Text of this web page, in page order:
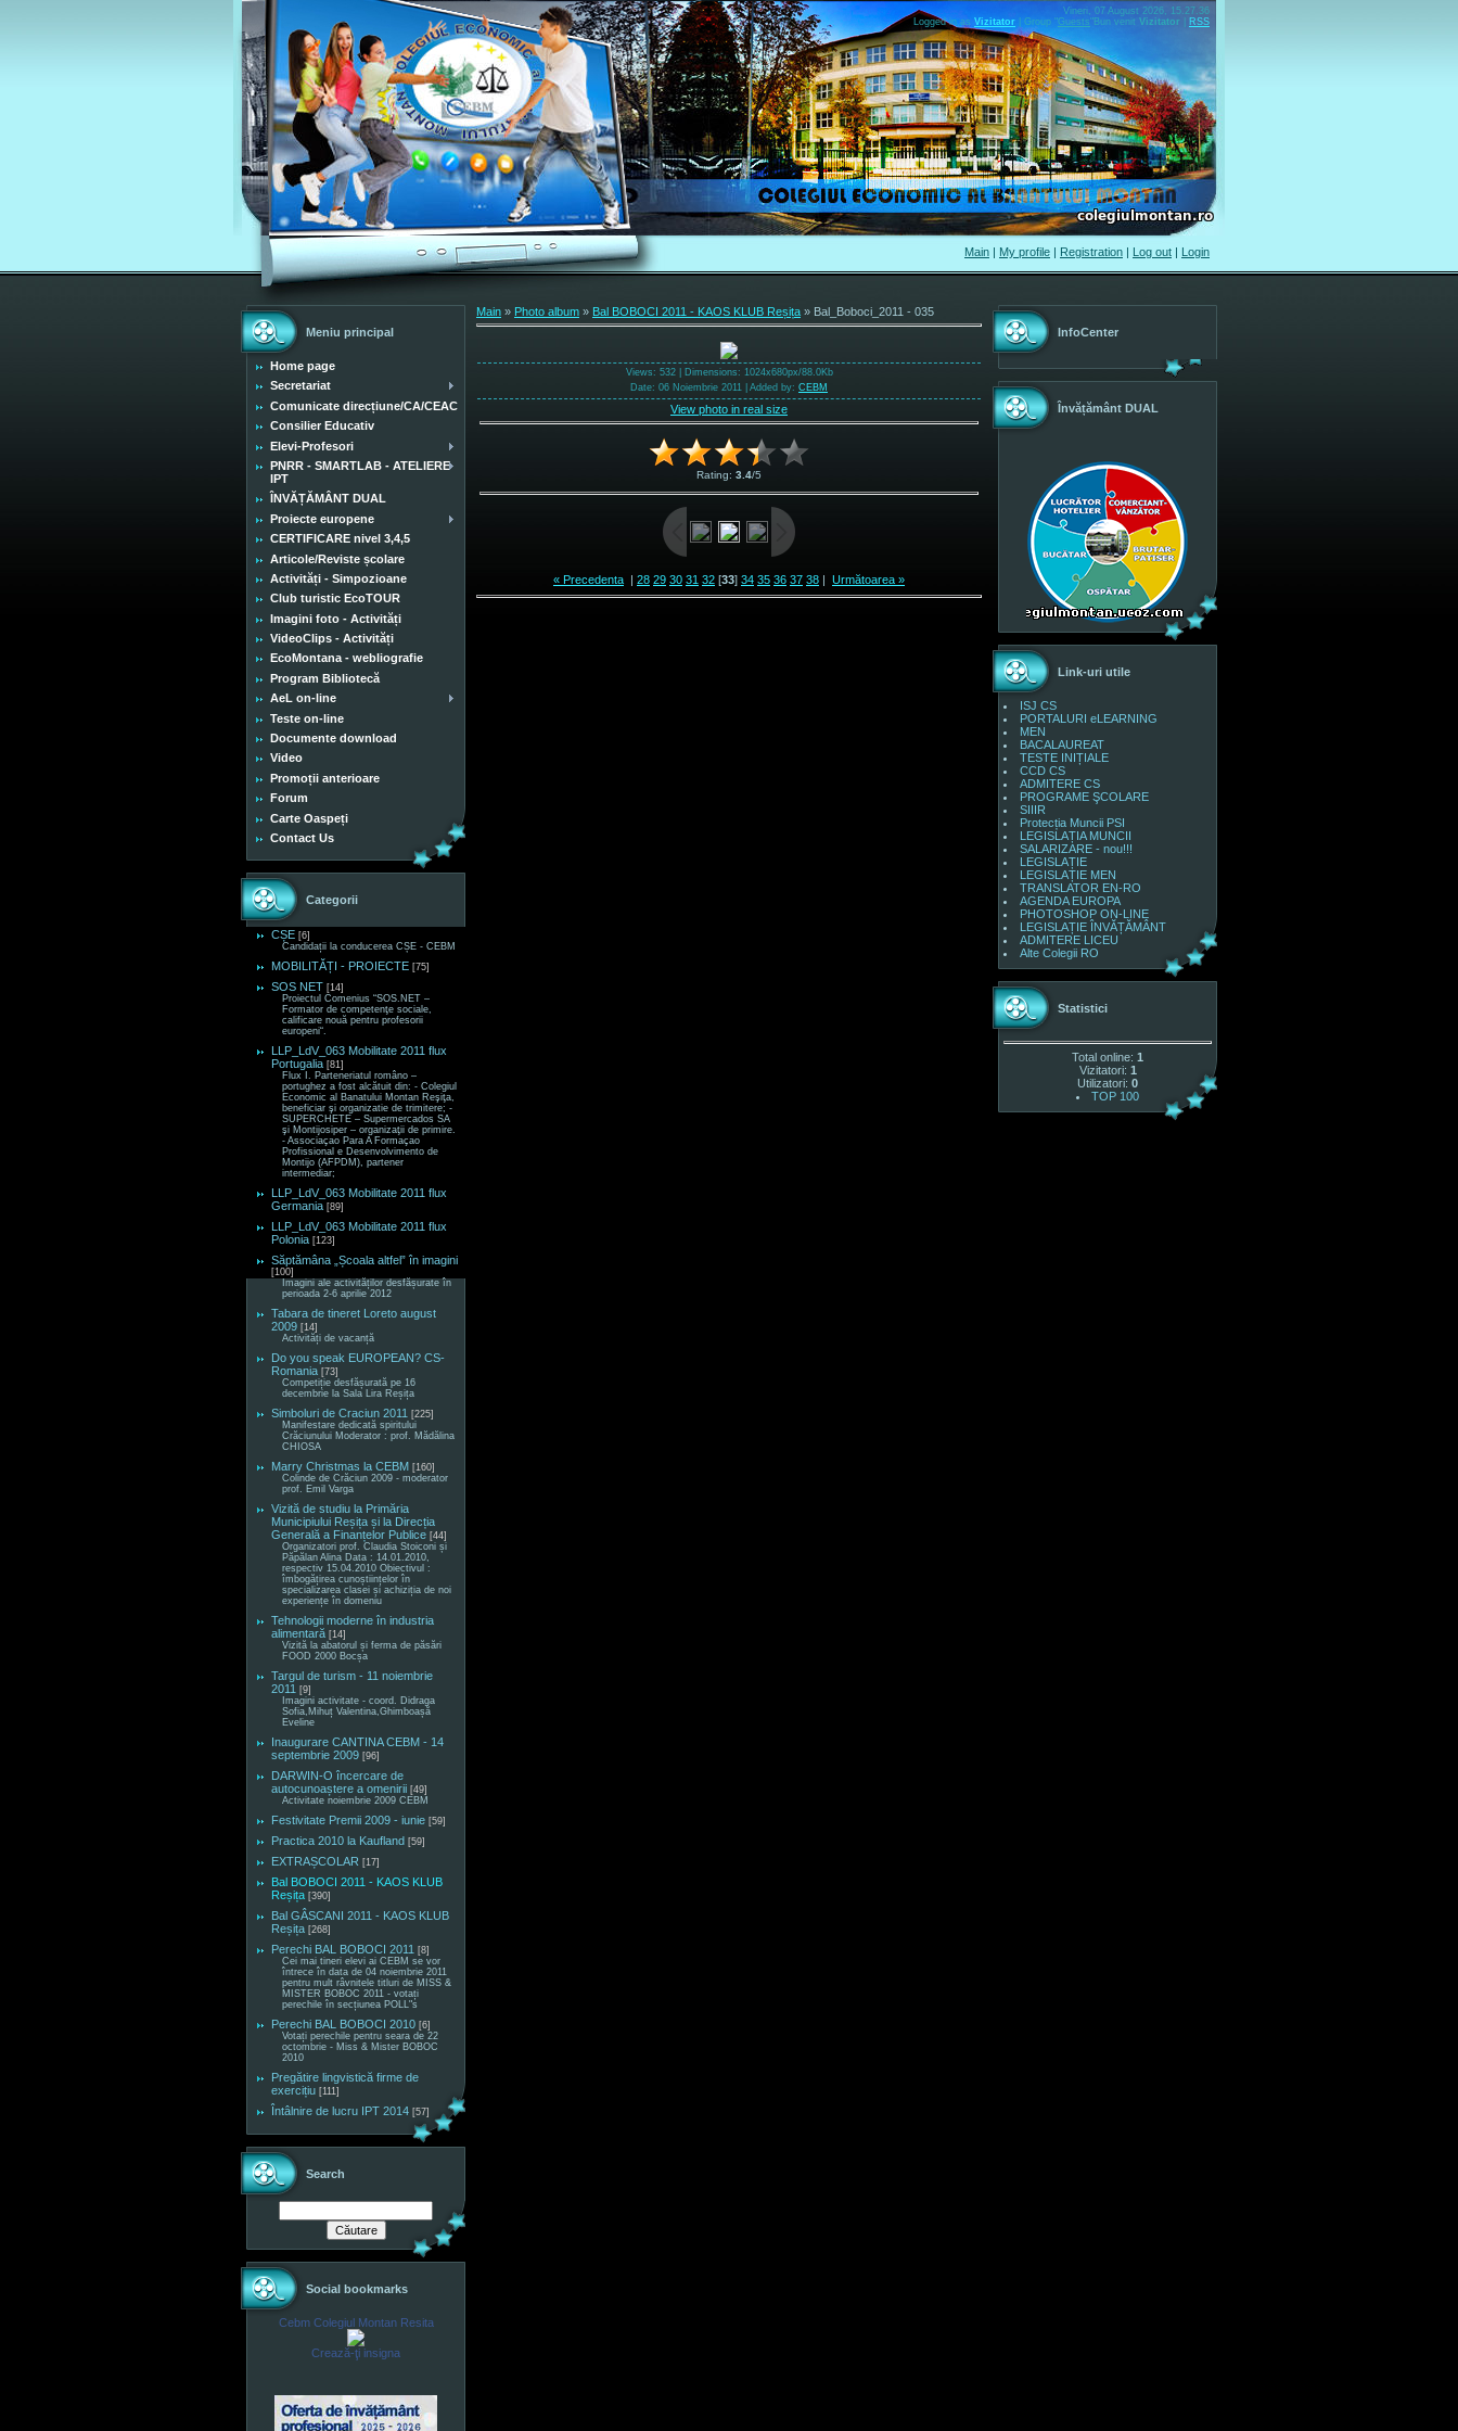
Vineri, 07 August 2026, 15.27.36
Logged in as Vizitator Group "Guests" Bun venit Vizitator RSS
Main | My profile | Registration | Log out | Login
Meniu principal
Home page
Secretariat
Comunicate direcțiune/CA/CEAC
Consilier Educativ
Elevi-Profesori
PNRR - SMARTLAB - ATELIERE
IPT
ÎNVĂȚĂMÂNT DUAL
Proiecte europene
CERTIFICARE nivel 3,4,5
Articole/Reviste școlare
Activități - Simpozioane
Club turistic EcoTOUR
Imagini foto - Activități
VideoClips - Activități
EcoMontana - webliografie
Program Bibliotecă
AeL on-line
Teste on-line
Documente download
Video
Promoții anterioare
Forum
Carte Oaspeți
Contact Us
Categorii
CȘE [6]
Candidații la conducerea CȘE - CEBM
MOBILITĂȚI - PROIECTE [75]
SOS NET [14]
Proiectul Comenius “SOS.NET –
Formator de competenţe sociale,
calificare nouă pentru profesorii
europeni“.
LLP_LdV_063 Mobilitate 2011 flux
Portugalia [81]
Flux I. Parteneriatul româno –
portughez a fost alcătuit din: - Colegiul
Economic al Banatului Montan Reşiţa,
beneficiar şi organizatie de trimitere; -
SUPERCHETE – Supermercados SA
şi Montijosiper – organizaţii de primire.
- Associaçao Para A Formaçao
Profissional e Desenvolvimento de
Montijo (AFPDM), partener
intermediar;
LLP_LdV_063 Mobilitate 2011 flux
Germania [89]
LLP_LdV_063 Mobilitate 2011 flux
Polonia [123]
Săptămâna „Școala altfel” în imagini
[100]
Imagini ale activităților desfășurate în
perioada 2-6 aprilie 2012
Tabara de tineret Loreto august
2009 [14]
Activități de vacanță
Do you speak EUROPEAN? CS-
Romania [73]
Competiție desfășurată pe 16
decembrie la Sala Lira Reșița
Simboluri de Craciun 2011 [225]
Manifestare dedicată spiritului
Crăciunului Moderator : prof. Mădălina
CHIOSA
Marry Christmas la CEBM [160]
Colinde de Crăciun 2009 - moderator
prof. Emil Varga
Vizită de studiu la Primăria
Municipiului Reșița și la Direcția
Generală a Finanțelor Publice [44]
Organizatori prof. Claudia Stoiconi și
Păpălan Alina Data : 14.01.2010,
respectiv 15.04.2010 Obiectivul :
îmbogățirea cunoștiințelor în
specializarea clasei și achiziția de noi
experiențe în domeniu
Tehnologii moderne în industria
alimentară [14]
Vizită la abatorul și ferma de păsări
FOOD 2000 Bocșa
Targul de turism - 11 noiembrie
2011 [9]
Imagini activitate - coord. Didraga
Sofia,Mihuț Valentina,Ghimboașă
Eveline
Inaugurare CANTINA CEBM - 14
septembrie 2009 [96]
DARWIN-O încercare de
autocunoaștere a omenirii [49]
Activitate noiembrie 2009 CEBM
Festivitate Premii 2009 - iunie [59]
Practica 2010 la Kaufland [59]
EXTRAȘCOLAR [17]
Bal BOBOCI 2011 - KAOS KLUB
Reșița [390]
Bal GÂSCANI 2011 - KAOS KLUB
Reșița [268]
Perechi BAL BOBOCI 2011 [8]
Cei mai tineri elevi ai CEBM se vor
întrece în data de 04 noiembrie 2011
pentru mult râvnitele titluri de MISS &
MISTER BOBOC 2011 - votați
perechile în secțiunea POLL"s
Perechi BAL BOBOCI 2010 [6]
Votați perechile pentru seara de 22
octombrie - Miss & Mister BOBOC
2010
Pregătire lingvistică firme de
exercițiu [111]
Întâlnire de lucru IPT 2014 [57]
Search
Social bookmarks
Cebm Colegiul Montan Resita
Crează-ţi insigna
Main » Photo album » Bal BOBOCI 2011 - KAOS KLUB Reșița » Bal_Boboci_2011 - 035
Views: 532 | Dimensions: 1024x680px/88.0Kb
Date: 06 Noiembrie 2011 | Added by: CEBM
View photo in real size
Rating: 3.4/5
« Precedenta | 28 29 30 31 32 [33] 34 35 36 37 38 | Următoarea »
InfoCenter
Învățământ DUAL
Link-uri utile
ISJ CS
PORTALURI eLEARNING
MEN
BACALAUREAT
TESTE INIȚIALE
CCD CS
ADMITERE CS
PROGRAME ŞCOLARE
SIIIR
Protecția Muncii PSI
LEGISLAȚIA MUNCII
SALARIZARE - nou!!!
LEGISLAȚIE
LEGISLAȚIE MEN
TRANSLATOR EN-RO
AGENDA EUROPA
PHOTOSHOP ON-LINE
LEGISLAȚIE ÎNVĂȚĂMÂNT
ADMITERE LICEU
Alte Colegii RO
Statistici
Total online: 1
Vizitatori: 1
Utilizatori: 0
TOP 100